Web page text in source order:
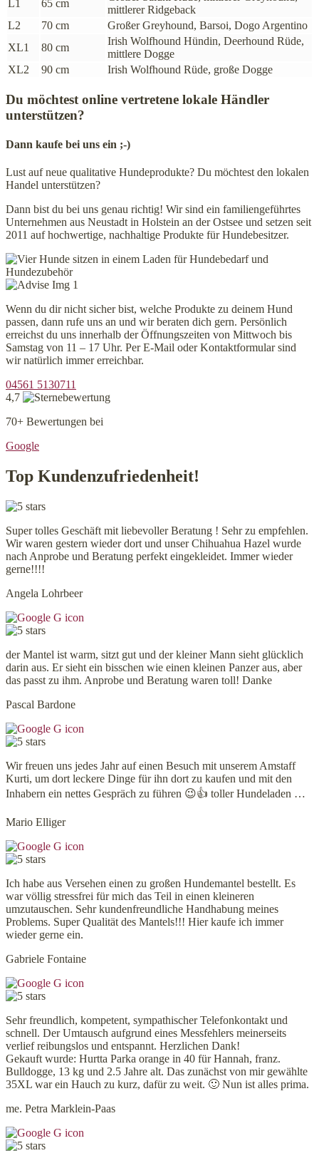
L1 65 cm
mittlerer Ridgeback
L2
70 cm
Großer Greyhound, Barsoi, Dogo Argentino
XL1
80 cm
Irish Wolfhound Hündin, Deerhound Rüde,
mittlere Dogge
XL2
90 cm Irish Wolfhound Rüde, große Dogge
Du möchtest online vertretene lokale Händler
unterstützen?
Dann kaufe bei uns ein ;-)
Lust auf neue qualitative Hundeprodukte? Du möchtest den lokalen
Handel unterstützen?
Dann bist du bei uns genau richtig! Wir sind ein familiengeführtes
Unternehmen aus Neustadt in Holstein an der Ostsee und setzen seit
2011 auf hochwertige, nachhaltige Produkte für Hundebesitzer.
Wenn du dir nicht sicher bist, welche Produkte zu deinem Hund
passen, dann rufe uns an und wir beraten dich gern. Persönlich
erreichst du uns innerhalb der Öffnungszeiten von Mittwoch bis
Samstag von 11 – 17 Uhr. Per E-Mail oder Kontaktformular sind
wir natürlich immer erreichbar.
04561 5130711
4,7
70+ Bewertungen bei
Google
Top Kundenzufriedenheit!
Super tolles Geschäft mit liebevoller Beratung ! Sehr zu empfehlen.
Wir waren gestern wieder dort und unser Chihuahua Hazel wurde
nach Anprobe und Beratung perfekt eingekleidet. Immer wieder
gerne!!!!
Angela Lohrbeer
der Mantel ist warm, sitzt gut und der kleiner Mann sieht glücklich
darin aus. Er sieht ein bisschen wie einen kleinen Panzer aus, aber
das passt zu ihm. Anprobe und Beratung waren toll! Danke
Pascal Bardone
Wir freuen uns jedes Jahr auf einen Besuch mit unserem Amstaff
Kurti, um dort leckere Dinge für ihn dort zu kaufen und mit den
Inhabern ein nettes Gespräch zu führen 😉👍 toller Hundeladen …
Mario Elliger
Ich habe aus Versehen einen zu großen Hundemantel bestellt. Es
war völlig stressfrei für mich das Teil in einen kleineren
umzutauschen. Sehr kundenfreundliche Handhabung meines
Problems. Super Qualität des Mantels!!! Hier kaufe ich immer
wieder gerne ein.
Gabriele Fontaine
Sehr freundlich, kompetent, sympathischer Telefonkontakt und
schnell. Der Umtausch aufgrund eines Messfehlers meinerseits
verlief reibungslos und entspannt. Herzlichen Dank!
Gekauft wurde: Hurtta Parka orange in 40 für Hannah, franz.
Bulldogge, 13 kg und 2.5 Jahre alt. Das zunächst von mir gewählte
35XL war ein Hauch zu kurz, dafür zu weit. 🙂 Nun ist alles prima.
me. Petra Marklein-Paas